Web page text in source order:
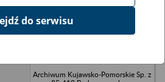
Przedsiębiorstwo Budowlane
Archiwum Kujawsko-Pomorskie Sp. z
do serwisu